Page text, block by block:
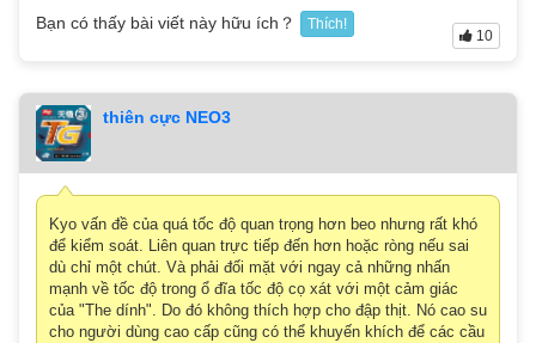
Bạn có thấy bài viết này hữu ích？ Thích!
10
thiên cực NEO3
Kyo vấn đề của quá tốc độ quan trọng hơn beo nhưng rất khó
để kiểm soát. Liên quan trực tiếp đến hơn hoặc ròng nếu sai
dù chỉ một chút. Và phải đối mặt với ngay cả những nhấn
mạnh về tốc độ trong ổ đĩa tốc độ cọ xát với một cảm giác
của "The dính". Do đó không thích hợp cho đập thịt. Nó cao su
cho người dùng cao cấp cũng có thể khuyến khích để các cầu